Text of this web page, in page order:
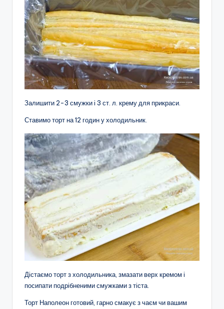
Залишити 2-3 смужки і 3 ст. л. крему для прикраси.
Ставимо торт на 12 годин у холодильник.
Дістаємо торт з холодильника, змазати верх кремом і
посипати подрібненими смужками з тіста.
Торт Наполеон готовий, гарно смакує з чаєм чи вашим